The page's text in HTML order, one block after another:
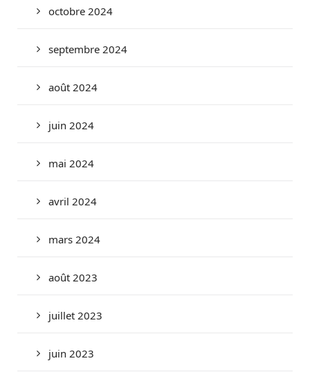
octobre 2024
septembre 2024
août 2024
juin 2024
mai 2024
avril 2024
mars 2024
août 2023
juillet 2023
juin 2023